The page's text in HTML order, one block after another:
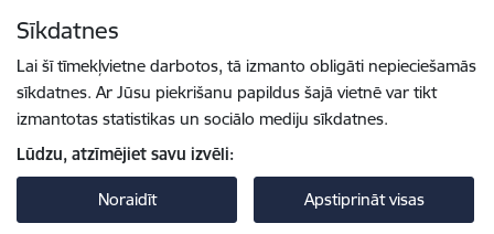
Sīkdatnes
Lai šī tīmekļvietne darbotos, tā izmanto obligāti nepieciešamās
sīkdatnes. Ar Jūsu piekrišanu papildus šajā vietnē var tikt
izmantotas statistikas un sociālo mediju sīkdatnes.
Lūdzu, atzīmējiet savu izvēli:
Noraidīt Apstiprināt visas